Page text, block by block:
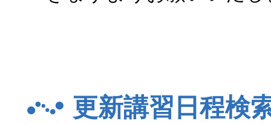
更新講習日程検